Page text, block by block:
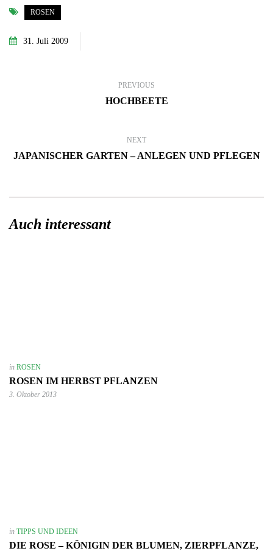
ROSEN
31. Juli 2009
PREVIOUS
HOCHBEETE
NEXT
JAPANISCHER GARTEN – ANLEGEN UND PFLEGEN
Auch interessant
in ROSEN
ROSEN IM HERBST PFLANZEN
3. Oktober 2013
in TIPPS UND IDEEN
DIE ROSE – KÖNIGIN DER BLUMEN, ZIERPFLANZE,